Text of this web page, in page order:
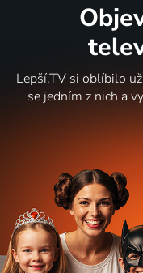
Lepší.TV si oblíbilo
se jedním z nich a